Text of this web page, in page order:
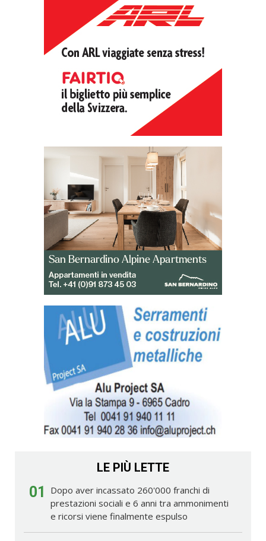
LE PIÙ LETTE
01
Dopo aver incassato 260'000 franchi di
prestazioni sociali e 6 anni tra ammonimenti
e ricorsi viene finalmente espulso